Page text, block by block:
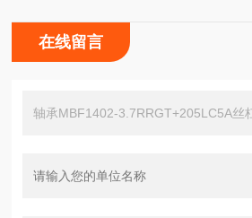
在线留言